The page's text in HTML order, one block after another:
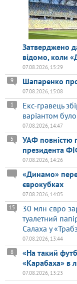
Затверджено
відомо, коли
07.08.2026, 15:29
Шапаренко
9
07.08.2026, 15:08
Екс-гравець
варіантом
1
07.08.2026, 14:47
УАФ повністю
президента
5
07.08.2026, 14:26
«Динамо»
єврокубках
07.08.2026, 14:05
30 млн євро
туалетний
Салаха у
15
07.08.2026, 13:44
«На такий
«Карабаха» в
8
07.08.2026, 13:23